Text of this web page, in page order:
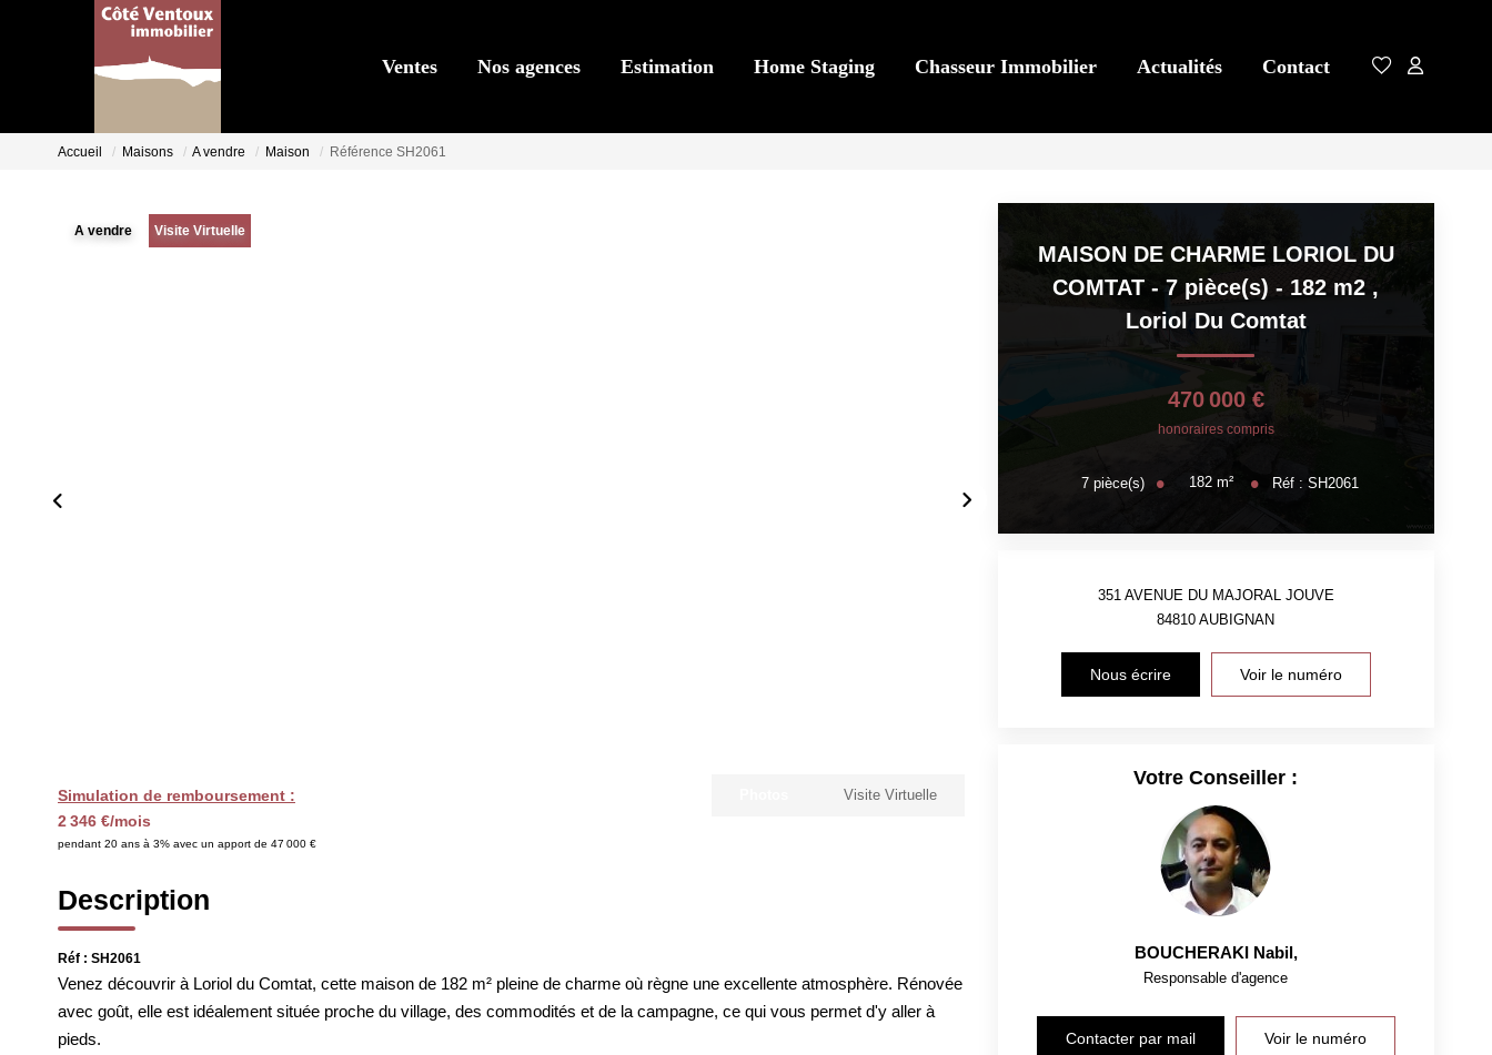
Ventes Nos agences Estimation Home Staging Chasseur Immobilier Actualités Contact
Accueil Maisons A vendre Maison Référence SH2061
A vendre Visite Virtuelle
Simulation de remboursement :
2 346 €/mois
pendant 20 ans à 3% avec un apport de 47 000 €
Visite Virtuelle
Description
Réf : SH2061
Venez découvrir à Loriol du Comtat, cette maison de 182 m² pleine de charme où règne une excellente atmosphère. Rénovée
avec goût, elle est idéalement située proche du village, des commodités et de la campagne, ce qui vous permet d'y aller à
pieds.
MAISON DE CHARME LORIOL DU
COMTAT - 7 pièce(s) - 182 m2 ,
Loriol Du Comtat
470 000 €
honoraires compris
7pièce(s) 182m² Réf :SH2061
351 AVENUE DU MAJORAL JOUVE
84810AUBIGNAN
Nous écrire Voir le numéro
Votre Conseiller :
BOUCHERAKI Nabil,
Responsable d'agence
Contacter par mail Voir le numéro